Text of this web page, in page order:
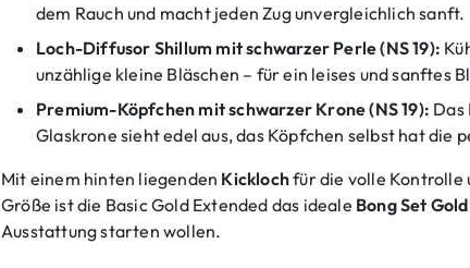
dem Rauch und macht jeden Zug unvergleichlich sanft.
Loch-Diffusor Shillum mit schwarzer Perle (NS 19):
unzählige kleine Bläschen – für ein leises und sanftes
Premium-Köpfchen mit schwarzer Krone (NS 19): Das
Glaskrone sieht edel aus, das Köpfchen selbst hat die
Mit einem hinten liegenden Kicklochfür die volle
Größe ist die Basic Gold Extended das ideale Bong Set Gold
Ausstattung starten wollen.